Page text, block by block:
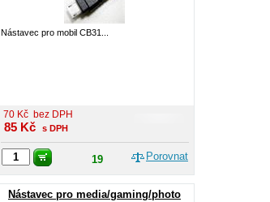
Nástavec pro mobil CB31...
70 Kč bez DPH
85 Kč s DPH
Porovnat
19
Nástavec pro media/gaming/photo